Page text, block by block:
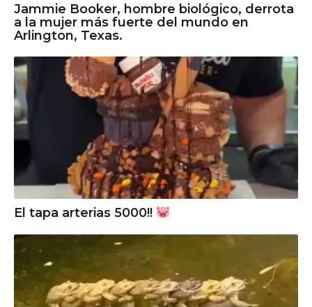
Jammie Booker, hombre biológico, derrota
a la mujer más fuerte del mundo en
Arlington, Texas.
El tapa arterias 5000!!